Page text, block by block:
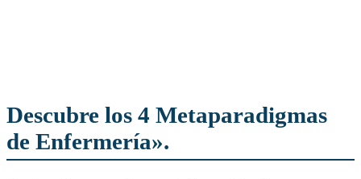
Descubre los 4 Metaparadigmas
de Enfermería».